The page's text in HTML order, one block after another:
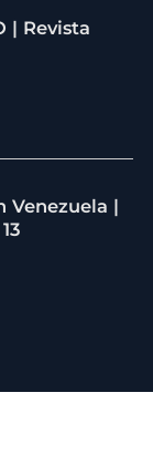
| Revista
Venezuela |